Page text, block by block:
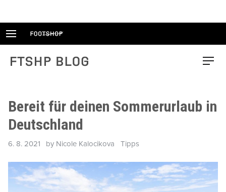
FTSHP blog Menu
Bereit für deinen Sommerurlaub in
Deutschland
Posted
6. 8. 2021 by Nicole Kalocikova Categories
Tipps